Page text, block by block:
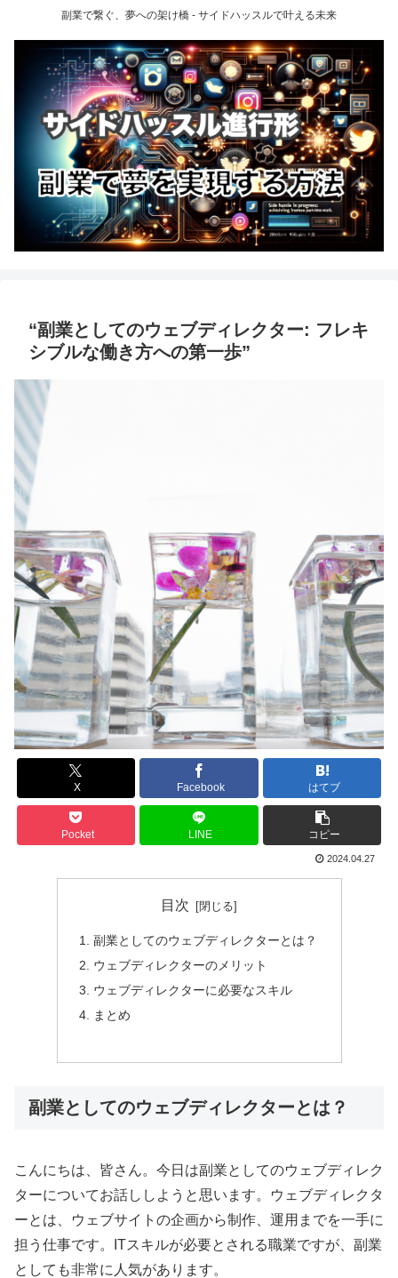
副業で繋ぐ、夢への架け橋 - サイドハッスルで叶える未来
“副業としてのウェブディレクター: フレキ
シブルな働き方への第一歩”
X Facebook はてブ
Pocket LINE コピー
2024.04.27
目次
副業としてのウェブディレクターとは？
ウェブディレクターのメリット
ウェブディレクターに必要なスキル
まとめ
副業としてのウェブディレクターとは？
こんにちは、皆さん。今日は副業としてのウェブディレク
ターについてお話ししようと思います。ウェブディレクタ
ーとは、ウェブサイトの企画から制作、運用までを一手に
担う仕事です。ITスキルが必要とされる職業ですが、副業
としても非常に人気があります。